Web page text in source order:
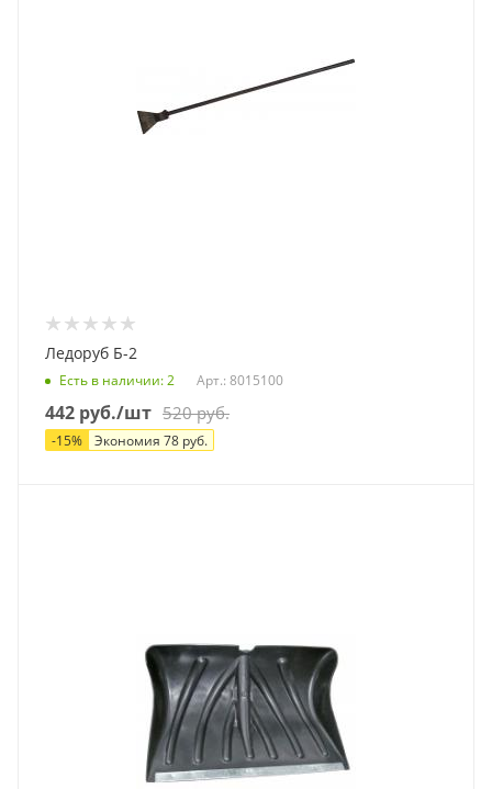
Ледоруб Б-2
Есть в наличии: 2 Арт.: 8015100
442 руб./шт 520руб.
-15% Экономия 78 руб.